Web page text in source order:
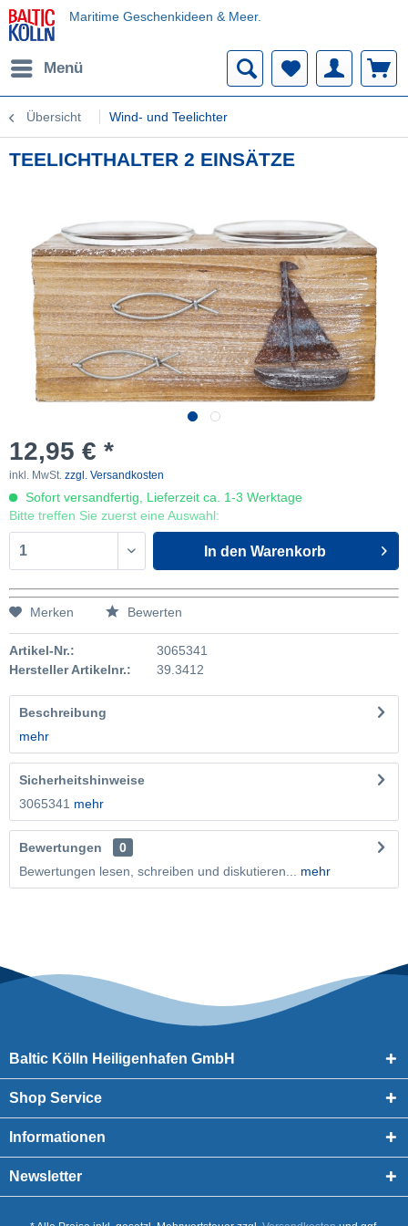
Maritime Geschenkideen & Meer.
Menü
Übersicht Wind- und Teelichter
TEELICHTHALTER 2 EINSÄTZE
12,95 € *
inkl. MwSt. zzgl. Versandkosten
Sofort versandfertig, Lieferzeit ca. 1-3 Werktage
Bitte treffen Sie zuerst eine Auswahl:
In den Warenkorb
Merken Bewerten
Artikel-Nr.:
3065341
Hersteller Artikelnr.:
39.3412
Beschreibung
mehr
Sicherheitshinweise
3065341 mehr
Bewertungen
0
Bewertungen lesen, schreiben und diskutieren...
mehr
Baltic Kölln Heiligenhafen GmbH
Shop Service
Informationen
Newsletter